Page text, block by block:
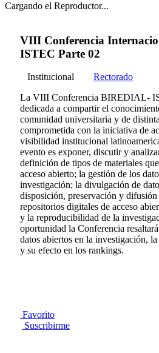
Cargando el Reproductor...
VIII Conferencia
ISTEC Parte 02
Institucional
Rectorado
La VIII Conferencia BIREDIAL-
dedicada a compartir el
comunidad universitaria y de
comprometida con la iniciativa de
visibilidad institucional
evento es exponer, discutir y
definición de tipos de materiales
acceso abierto; la gestión de los
investigación; la divulgación de
disposición, preservación y difusión
repositorios digitales de acceso
y la reproducibilidad de la
oportunidad la Conferencia
datos abiertos en la investigación,
y su efecto en los rankings.
Favorito
Suscribirme